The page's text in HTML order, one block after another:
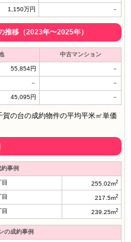
1,150万円 －
推移（2023年〜2025年）
中古マンション
55,854円 －
－ －
45,095円 －
の台の成約物件の平均平米㎡単価
事例
255.02m2
217.5m2
239.25m2
の成約事例